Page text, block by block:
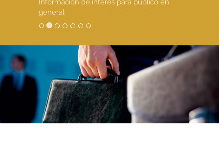
Información de interés para público en
general